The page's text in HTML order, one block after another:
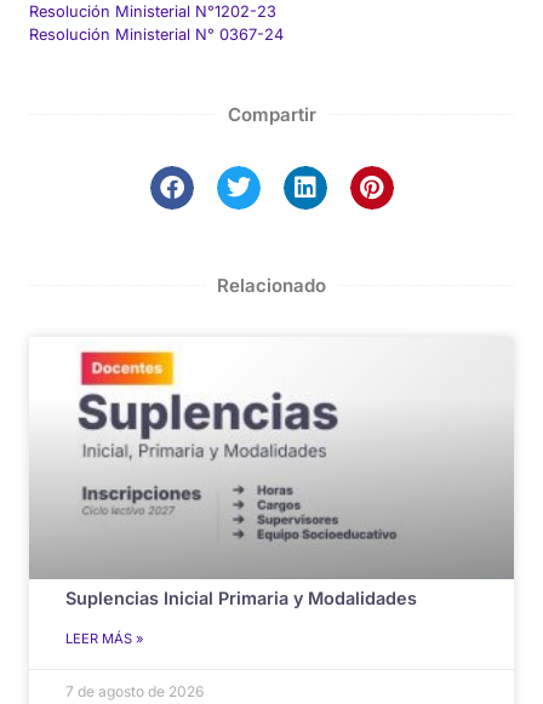
Resolución Ministerial N°1202-23
Resolución Ministerial N° 0367-24
Compartir
Relacionado
Suplencias Inicial Primaria y Modalidades
LEER MÁS »
7 de agosto de 2026